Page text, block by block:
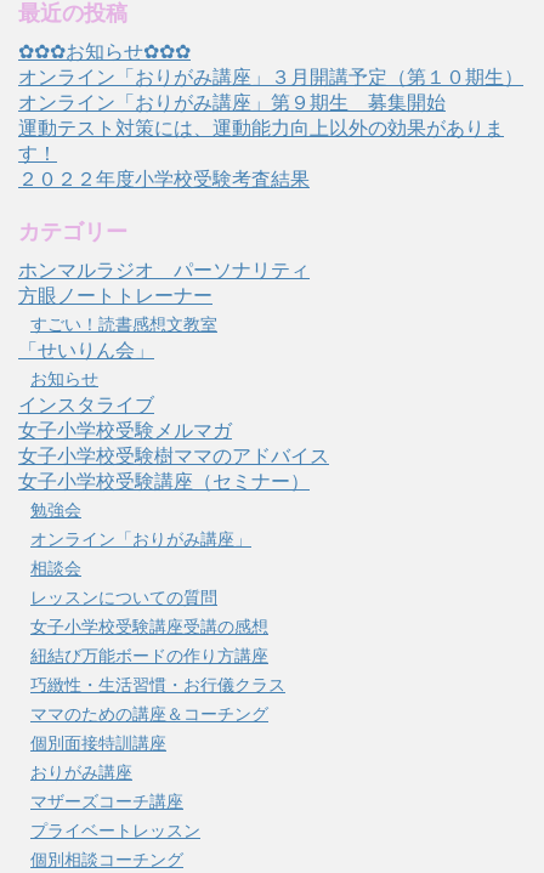
最近の投稿
✿✿✿お知らせ✿✿✿
オンライン「おりがみ講座」３月開講予定（第１０期生）
オンライン「おりがみ講座」第９期生 募集開始
運動テスト対策には、運動能力向上以外の効果がありま
す！
２０２２年度小学校受験考査結果
カテゴリー
ホンマルラジオ パーソナリティ
方眼ノートトレーナー
すごい！読書感想文教室
「せいりん会」
お知らせ
インスタライブ
女子小学校受験メルマガ
女子小学校受験樹ママのアドバイス
女子小学校受験講座（セミナー）
勉強会
オンライン「おりがみ講座」
相談会
レッスンについての質問
女子小学校受験講座受講の感想
紐結び万能ボードの作り方講座
巧緻性・生活習慣・お行儀クラス
ママのための講座＆コーチング
個別面接特訓講座
おりがみ講座
マザーズコーチ講座
プライベートレッスン
個別相談コーチング